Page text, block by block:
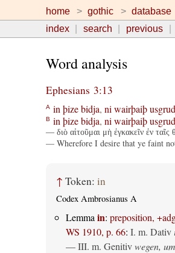
home gothic database
index
search previous
Word analysis
Ephesians 3:13
A in þize bidja, ni wairþaiþ
B in þize bidja, ni wairþaiþ
— διὸ αἰτοῦμαι μὴ ἐγκακεῖν ἐν ταῖς
— Wherefore I desire that ye faint
↑ Token: in
Codex Ambrosianus A
Lemma in: preposition,
WS 1910, p. 66: I. m. Dativ
— III. m. Genitiv wegen,